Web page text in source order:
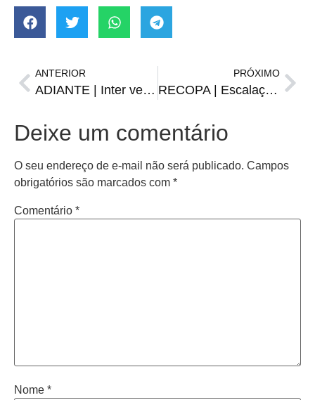
ANTERIOR
ADIANTE | Inter vence SKA nos pênaltis e avança às oitavas da Copinha
PRÓXIMO
RECOPA | Escalação do Grêmio passa pelo BID
Deixe um comentário
O seu endereço de e-mail não será publicado. Campos
obrigatórios são marcados com *
Comentário *
Nome *